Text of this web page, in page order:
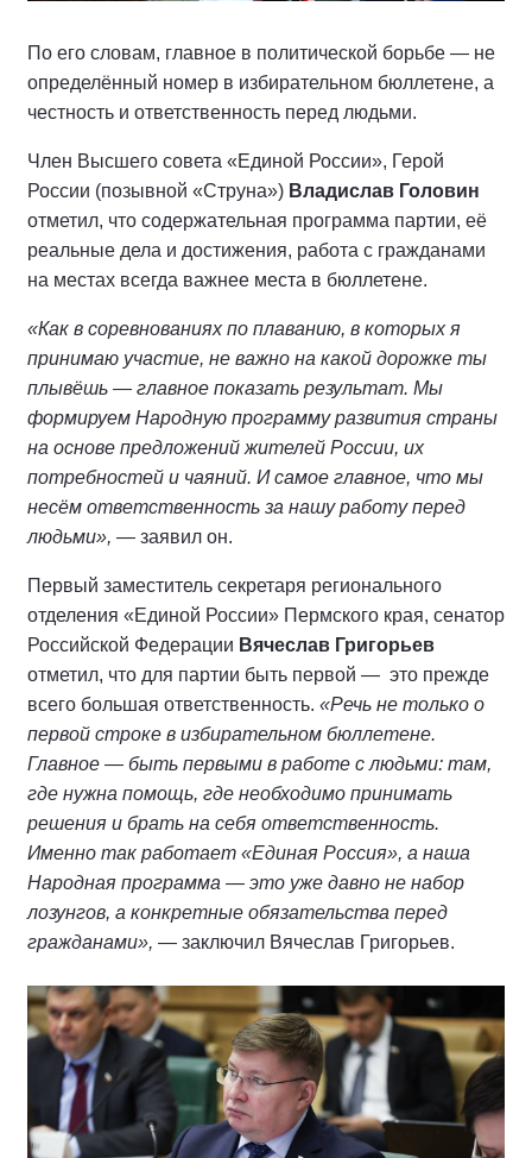
По его словам, главное в политической борьбе — не
определённый номер в избирательном бюллетене, а
честность и ответственность перед людьми.
Член Высшего совета «Единой России», Герой
России (позывной «Струна») Владислав Головин
отметил, что содержательная программа партии, её
реальные дела и достижения, работа с гражданами
на местах всегда важнее места в бюллетене.
«Как в соревнованиях по плаванию, в которых я
принимаю участие, не важно на какой дорожке ты
плывёшь — главное показать результат. Мы
формируем Народную программу развития страны
на основе предложений жителей России, их
потребностей и чаяний. И самое главное, что мы
несём ответственность за нашу работу перед
людьми», — заявил он.
Первый заместитель секретаря регионального
отделения «Единой России» Пермского края, сенатор
Российской Федерации Вячеслав Григорьев
отметил, что для партии быть первой — это прежде
всего большая ответственность. «Речь не только о
первой строке в избирательном бюллетене.
Главное — быть первыми в работе с людьми: там,
где нужна помощь, где необходимо принимать
решения и брать на себя ответственность.
Именно так работает «Единая Россия», а наша
Народная программа — это уже давно не набор
лозунгов, а конкретные обязательства перед
гражданами», — заключил Вячеслав Григорьев.